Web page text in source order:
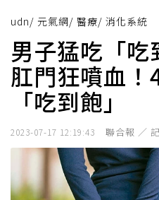
udn/ 元氣網/ 醫療/ 消化系統
男子猛吃「吃
肛門狂噴血！
「吃到飽」
2023-07-17 12:19:43 聯合報 ／